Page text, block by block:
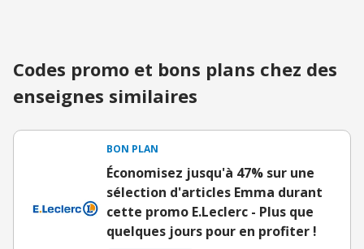
Codes promo et bons plans chez des
enseignes similaires
BON PLAN
Économisez jusqu'à 47% sur une
sélection d'articles Emma durant
cette promo E.Leclerc - Plus que
quelques jours pour en profiter !